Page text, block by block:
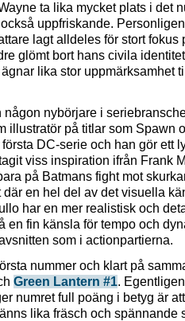
ta lika mycket plats i det
uppfriskande.
lagt alldeles för stort fokus
glömt bort hans civila
lika stor uppmärksamhet
nybörjare i
illustratör på titlar som Spawn
DC-serie och han gör ett
viss inspiration ifrån Frank
på Batmans fight mot
en hel del av det visuella
har en mer realistisk och
en fin känsla för tempo och
som i actionpartierna.
nummer och klart på
Green Lantern #1.
numret full poäng i betyg är att
lika fräsch och spännande